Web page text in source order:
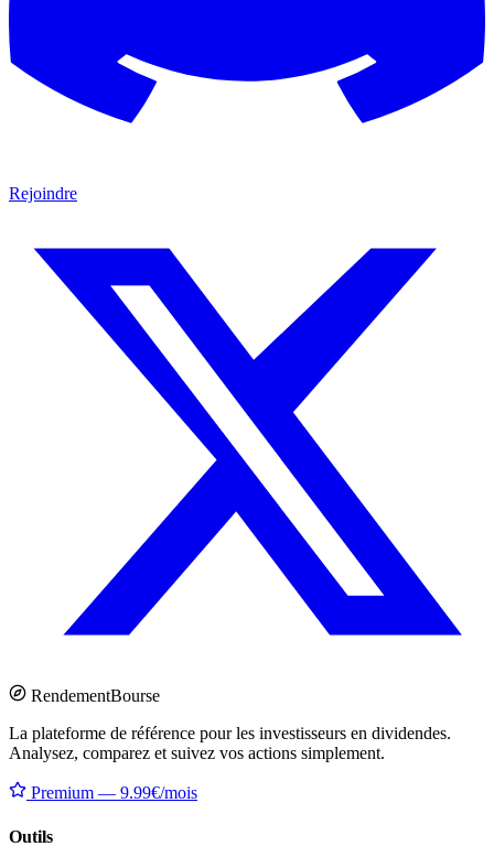
Rejoindre
RendementBourse
La plateforme de référence pour les investisseurs en dividendes.
Analysez, comparez et suivez vos actions simplement.
Premium — 9.99€/mois
Outils